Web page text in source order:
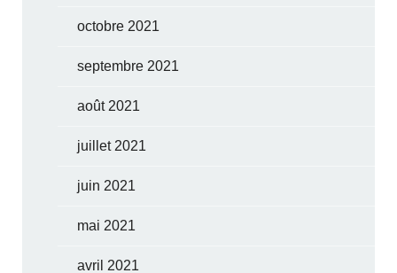
octobre 2021
septembre 2021
août 2021
juillet 2021
juin 2021
mai 2021
avril 2021